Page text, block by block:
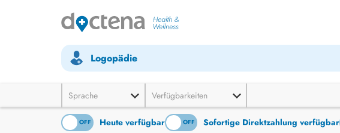
Logopädie
Sprache Verfügbarkeiten
OFF Heute verfügbar
ON OFF Sofortige Direktzahlung verfügbar
ON